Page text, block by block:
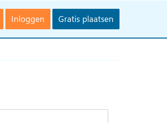
Inloggen Gratis plaatsen